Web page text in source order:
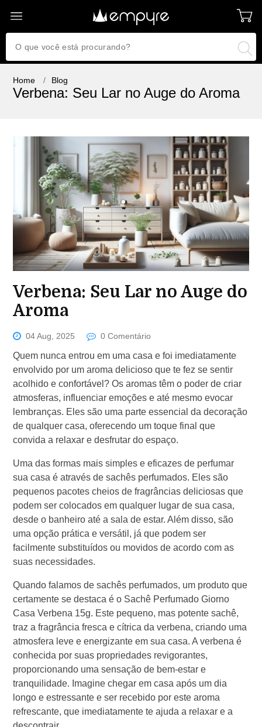
Home Blog
Verbena: Seu Lar no Auge do Aroma
Verbena: Seu Lar no Auge do
Aroma
04 Aug, 2025 0 Comentário
Quem nunca entrou em uma casa e foi imediatamente
envolvido por um aroma delicioso que te fez se sentir
acolhido e confortável? Os aromas têm o poder de criar
atmosferas, influenciar emoções e até mesmo evocar
lembranças. Eles são uma parte essencial da decoração
de qualquer casa, oferecendo um toque final que
convida a relaxar e desfrutar do espaço.
Uma das formas mais simples e eficazes de perfumar
sua casa é através de sachês perfumados. Eles são
pequenos pacotes cheios de fragrâncias deliciosas que
podem ser colocados em qualquer lugar de sua casa,
desde o banheiro até a sala de estar. Além disso, são
uma opção prática e versátil, já que podem ser
facilmente substituídos ou movidos de acordo com as
suas necessidades.
Quando falamos de sachês perfumados, um produto que
certamente se destaca é o Sachê Perfumado Giorno
Casa Verbena 15g. Este pequeno, mas potente sachê,
traz a fragrância fresca e cítrica da verbena, criando uma
atmosfera leve e energizante em sua casa. A verbena é
conhecida por suas propriedades revigorantes,
proporcionando uma sensação de bem-estar e
tranquilidade. Imagine chegar em casa após um dia
longo e estressante e ser recebido por este aroma
refrescante, que imediatamente te ajuda a relaxar e a